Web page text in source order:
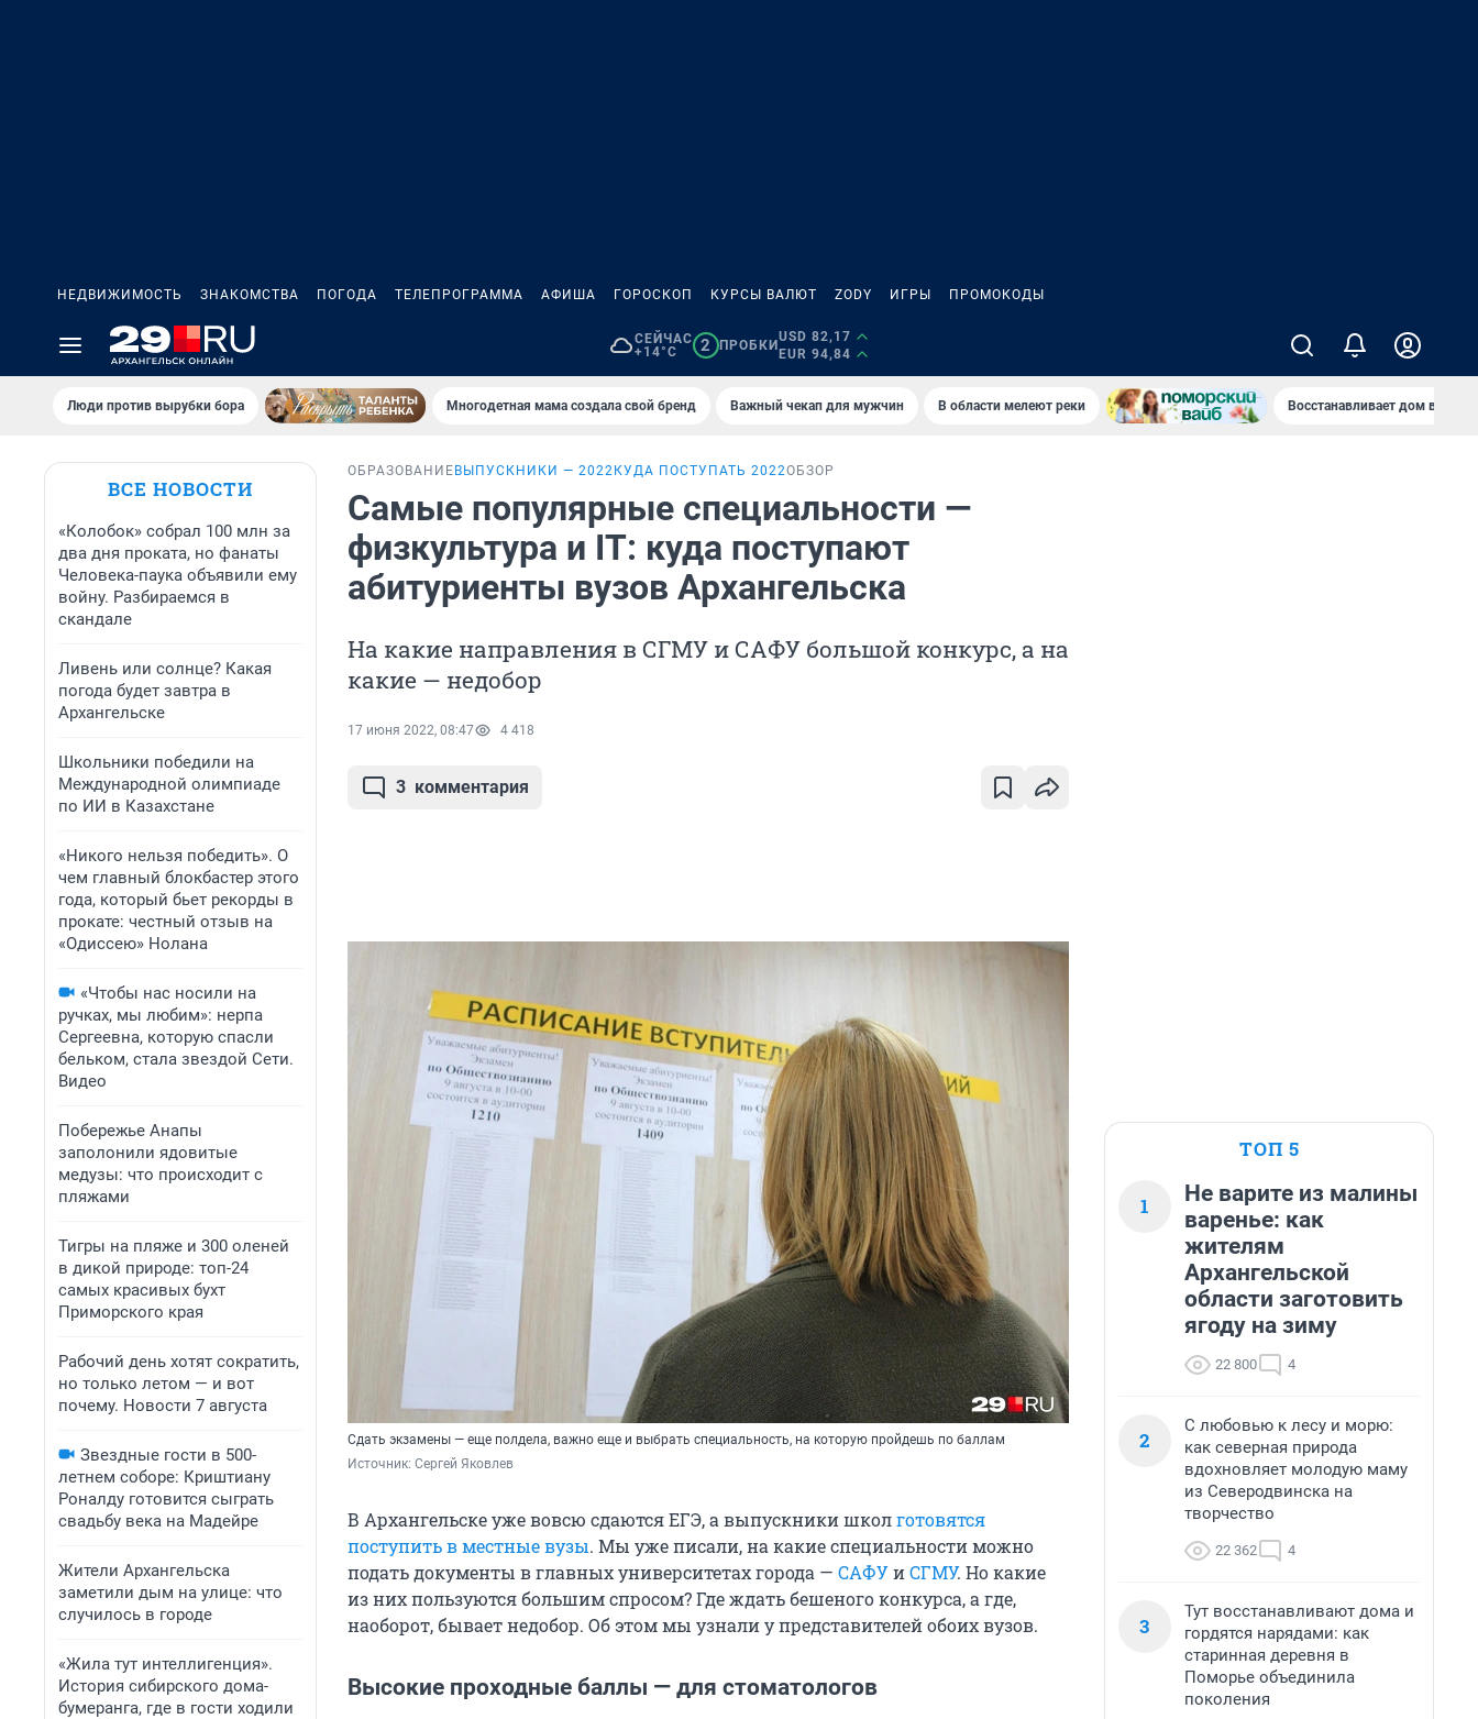
НЕДВИЖИМОСТЬ ЗНАКОМСТВА ПОГОДА ТЕЛЕПРОГРАММА АФИША ГОРОСКОП КУРСЫ ВАЛЮТ ZODY ИГРЫ ПРОМОКОДЫ
СЕЙЧАС
+14°C
2 ПРОБКИ
USD 82,17
EUR 94,84
Люди против вырубки бора Многодетная мама создала свой бренд Важный чекап для мужчин В области мелеют реки Восстанавливает дом в
ВСЕ НОВОСТИ
«Колобок» собрал 100 млн за
два дня проката, но фанаты
Человека-паука объявили ему
войну. Разбираемся в
скандале
Ливень или солнце? Какая
погода будет завтра в
Архангельске
Школьники победили на
Международной олимпиаде
по ИИ в Казахстане
«Никого нельзя победить». О
чем главный блокбастер этого
года, который бьет рекорды в
прокате: честный отзыв на
«Одиссею» Нолана
«Чтобы нас носили на
ручках, мы любим»: нерпа
Сергеевна, которую спасли
бельком, стала звездой Сети.
Видео
Побережье Анапы
заполонили ядовитые
медузы: что происходит с
пляжами
Тигры на пляже и 300 оленей
в дикой природе: топ-24
самых красивых бухт
Приморского края
Рабочий день хотят сократить,
но только летом — и вот
почему. Новости 7 августа
Звездные гости в 500-
летнем соборе: Криштиану
Роналду готовится сыграть
свадьбу века на Мадейре
Жители Архангельска
заметили дым на улице: что
случилось в городе
«Жила тут интеллигенция».
История сибирского дома-
бумеранга, где в гости ходили
ОБРАЗОВАНИЕ ВЫПУСКНИКИ — 2022 КУДА ПОСТУПАТЬ 2022ОБЗОР
Самые популярные специальности —
физкультура и IT: куда поступают
абитуриенты вузов Архангельска
На какие направления в СГМУ и САФУ большой конкурс, а на
какие — недобор
17 июня 2022, 08:47 4 418
3 комментария
Сдать экзамены — еще полдела, важно еще и выбрать специальность, на которую пройдешь по баллам
Источник: Сергей Яковлев
В Архангельске уже вовсю сдаются ЕГЭ, а выпускники школготовятся
поступить в местные вузы. Мы уже писали, на какие специальности можно
подать документы в главных университетах города — САФУиСГМУ. Но какие
из них пользуются большим спросом? Где ждать бешеного конкурса, а где,
наоборот, бывает недобор. Об этом мы узнали у представителей обоих вузов.
Высокие проходные баллы — для стоматологов
ТОП 5
1
Не варите из малины
варенье: как
жителям
Архангельской
области заготовить
ягоду на зиму
22 800 4
2
С любовью к лесу и морю:
как северная природа
вдохновляет молодую маму
из Северодвинска на
творчество
22 362 4
3
Тут восстанавливают дома и
гордятся нарядами: как
старинная деревня в
Поморье объединила
поколения